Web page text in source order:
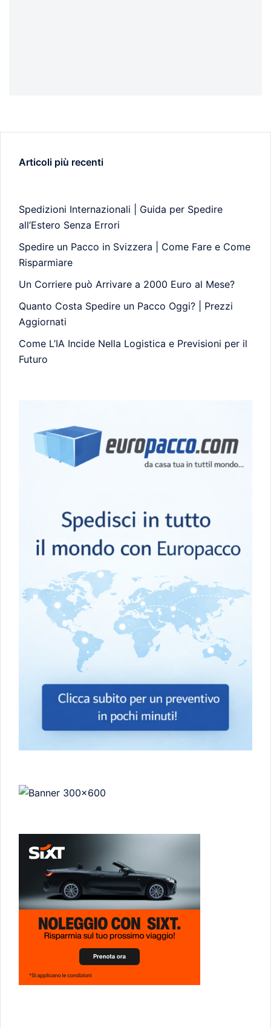
Articoli più recenti
Spedizioni Internazionali | Guida per Spedire
all’Estero Senza Errori
Spedire un Pacco in Svizzera | Come Fare e Come
Risparmiare
Un Corriere può Arrivare a 2000 Euro al Mese?
Quanto Costa Spedire un Pacco Oggi? | Prezzi
Aggiornati
Come L’IA Incide Nella Logistica e Previsioni per il
Futuro